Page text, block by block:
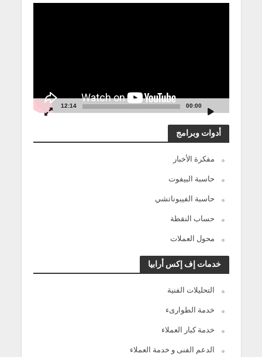
00:00
12:14
أدوات وبرامج
مفكرة الأخبار
حاسبة البيفوت
حاسبة الفيبوناتشي
حساب النقطة
محول العملات
خدمات إف إكس أرابيا
التحليلات الفنية
خدمة الطوارىء
خدمة كبار العملاء
الدعم الفنى و خدمة العملاء